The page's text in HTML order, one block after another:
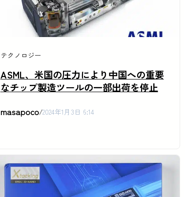
テクノロジー
ASML、米国の圧力により中国への重要
なチップ製造ツールの一部出荷を停止
masapoco/2024年1月3日 6:14